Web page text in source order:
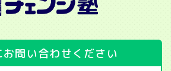
お問い合わせください